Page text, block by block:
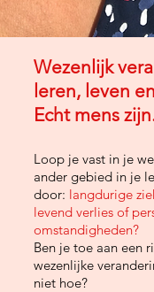
Wezenlijk
leren, leven
Echt mens
Loop je vast in je
ander gebied in je
door: langdurige
levend verlies of
omstandigheden?
Ben je toe aan een
wezenlijke
niet hoe?